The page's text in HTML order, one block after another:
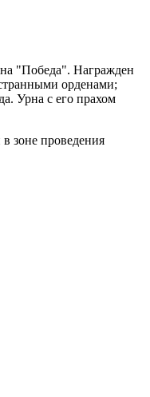
"Победа". Награжден
орденами;
Урна с его прахом
зоне проведения